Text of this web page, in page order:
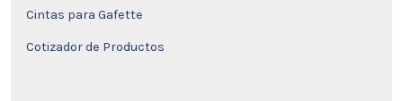
Cintas para Gafette
Cotizador de Productos